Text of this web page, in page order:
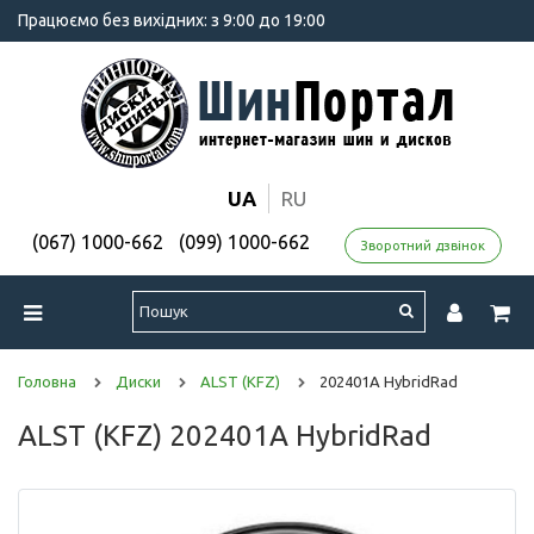
Працюємо без вихідних: з 9:00 до 19:00
UA RU
(067) 1000-662 (099) 1000-662 Зворотний дзвінок
Головна Диски ALST (KFZ) 202401A HybridRad
ALST (KFZ) 202401A HybridRad